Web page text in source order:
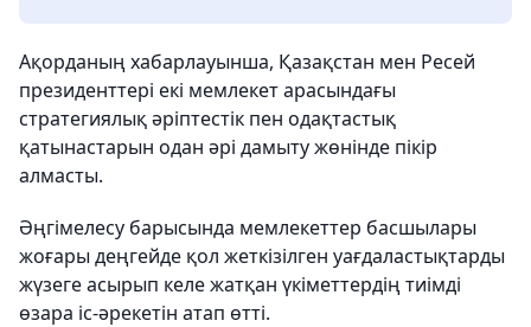
Ақорданың хабарлауынша, Қазақстан мен Ресей
президенттері екі мемлекет арасындағы
стратегиялық әріптестік пен одақтастық
қатынастарын одан әрі дамыту жөнінде пікір
алмасты.
Әңгімелесу барысында мемлекеттер басшылары
жоғары деңгейде қол жеткізілген уағдаластықтарды
жүзеге асырып келе жатқан үкіметтердің тиімді
өзара іс-әрекетін атап өтті.